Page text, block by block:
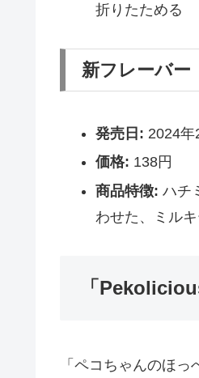
折りたためる
新フレーバー
発売日: 2024年
価格: 138円
商品特徴: ハチ
わせた、ミル
「
「ペコちゃんのほ